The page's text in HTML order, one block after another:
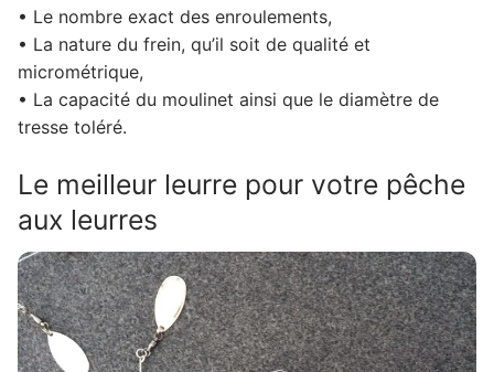
• Le nombre exact des enroulements,
• La nature du frein, qu’il soit de qualité et
micrométrique,
• La capacité du moulinet ainsi que le diamètre de
tresse toléré.
Le meilleur leurre pour votre pêche
aux leurres